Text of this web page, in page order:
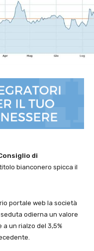
di
bianconero spicca il
portale web la società
odierna un valore
un rialzo del 3,5%